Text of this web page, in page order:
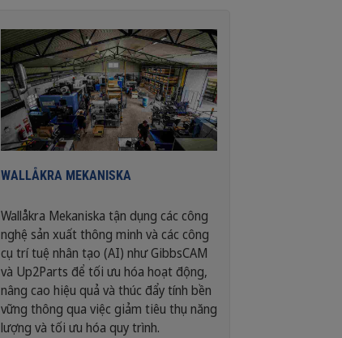
WALLÅKRA MEKANISKA
Wallåkra Mekaniska tận dụng các công
nghệ sản xuất thông minh và các công
cụ trí tuệ nhân tạo (AI) như GibbsCAM
và Up2Parts để tối ưu hóa hoạt động,
nâng cao hiệu quả và thúc đẩy tính bền
vững thông qua việc giảm tiêu thụ năng
lượng và tối ưu hóa quy trình.